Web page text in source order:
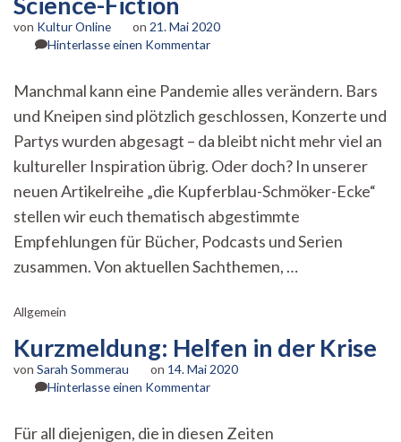
von Kultur Online on 21. Mai 2020
Hinterlasse einen Kommentarzu
Schmöker-
Ecke:
Science-
Fiction
Manchmal kann eine Pandemie alles verändern. Bars
und Kneipen sind plötzlich geschlossen, Konzerte und
Partys wurden abgesagt – da bleibt nicht mehr viel an
kultureller Inspiration übrig. Oder doch? In unserer
neuen Artikelreihe „die Kupferblau-Schmöker-Ecke“
stellen wir euch thematisch abgestimmte
Empfehlungen für Bücher, Podcasts und Serien
zusammen. Von aktuellen Sachthemen, …
Allgemein
Kurzmeldung: Helfen in der Krise
von Sarah Sommerau on 14. Mai 2020
Hinterlasse einen Kommentarzu
Für all diejenigen, die in diesen Zeiten